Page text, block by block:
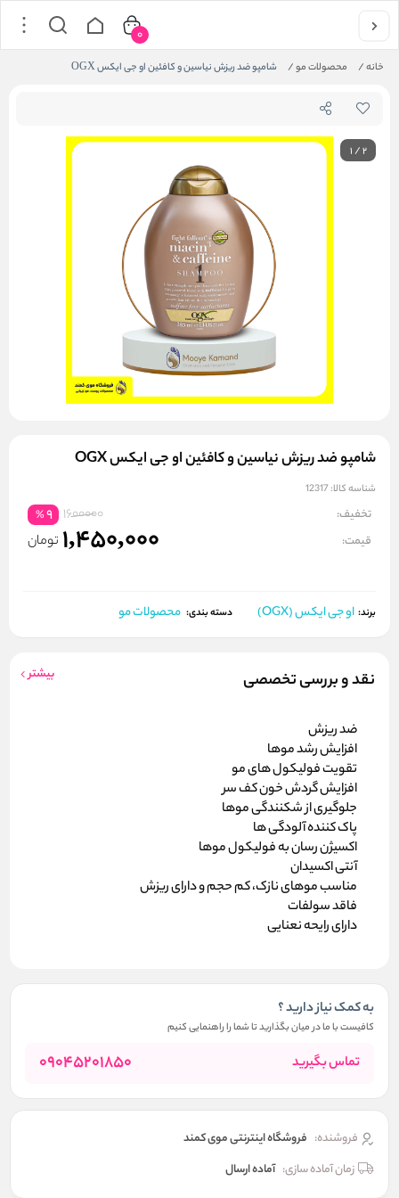
خانه/ محصولات مو/ شامپو ضد ریزش نیاسین و کافئین او جی ایکس OGX
0
1/2
شامپو ضد ریزش نیاسین و کافئین او جی ایکس OGX
شناسه کالا: 12317
تخفیف: 1600000
9
%
قیمت: 1,450,000 تومان
برند: او جی ایکس (OGX) دسته بندی: محصولات مو
نقد و بررسی تخصصی بیشتر
ضد ریزش
افزایش رشد موها
تقویت فولیکول های مو
افزایش گردش خون کف سر
جلوگیری از شکنندگی موها
پاک کننده آلودگی ها
اکسیژن رسان به فولیکول موها
آنتی اکسیدان
مناسب موهای نازک، کم حجم و دارای ریزش
فاقد سولفات
دارای رایحه نعنایی
به کمک نیاز دارید ؟
کافیست با ما در میان بگذارید تا شما را راهنمایی کنیم
تماس بگیرید 09045201850
فروشنده: فروشگاه اینترنتی موی کمند
زمان آماده سازی: آماده ارسال